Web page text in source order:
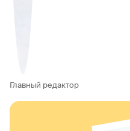
Главный редактор